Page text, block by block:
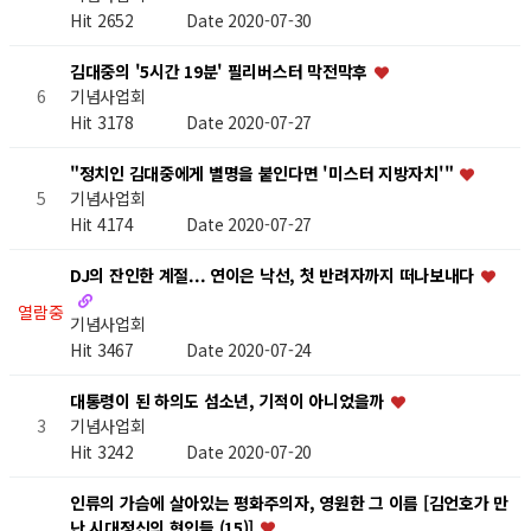
Hit 2652 Date 2020-07-30
6
김대중의 '5시간 19분' 필리버스터 막전막후
기념사업회
Hit 3178 Date 2020-07-27
5
"정치인 김대중에게 별명을 붙인다면 '미스터 지방자치'"
기념사업회
Hit 4174 Date 2020-07-27
열람중
DJ의 잔인한 계절... 연이은 낙선, 첫 반려자까지 떠나보내다
기념사업회
Hit 3467 Date 2020-07-24
3
대통령이 된 하의도 섬소년, 기적이 아니었을까
기념사업회
Hit 3242 Date 2020-07-20
인류의 가슴에 살아있는 평화주의자, 영원한 그 이름 [김언호가 만